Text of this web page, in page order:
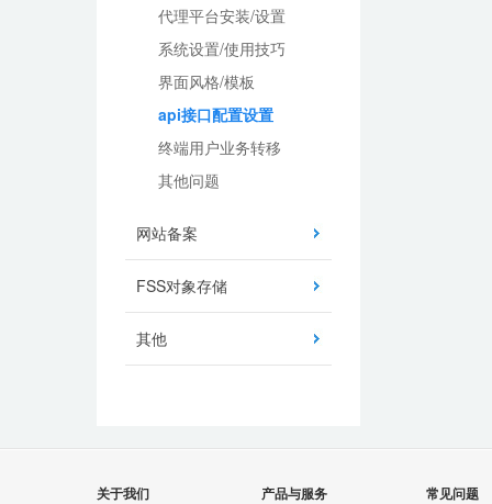
代理平台安装/设置
系统设置/使用技巧
界面风格/模板
api接口配置设置
终端用户业务转移
其他问题
网站备案
FSS对象存储
其他
关于我们 产品与服务 常见问题